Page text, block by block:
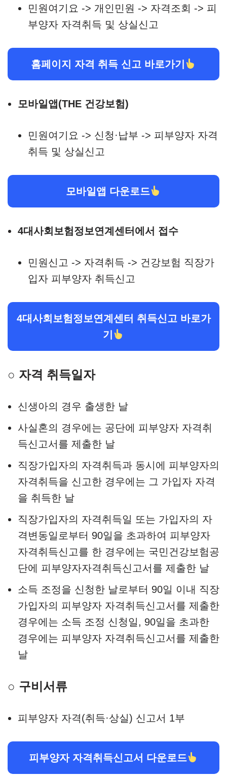
민원여기요 -> 개인민원 -> 자격조회 -> 피
부양자 자격취득 및 상실신고
홈페이지 자격 취득 신고 바로가기
모바일앱(THE 건강보험)
민원여기요 -> 신청·납부 -> 피부양자 자격
취득 및 상실신고
모바일앱 다운로드
4대사회보험정보연계센터에서 접수
민원신고 -> 자격취득 -> 건강보험 직장가
입자 피부양자 취득신고
4대사회보험정보연계센터 취득신고 바로가
기
○ 자격 취득일자
신생아의 경우 출생한 날
사실혼의 경우에는 공단에 피부양자 자격취
득신고서를 제출한 날
직장가입자의 자격취득과 동시에 피부양자의
자격취득을 신고한 경우에는 그 가입자 자격
을 취득한 날
직장가입자의 자격취득일 또는 가입자의 자
격변동일로부터 90일을 초과하여 피부양자
자격취득신고를 한 경우에는 국민건강보험공
단에 피부양자자격취득신고서를 제출한 날
소득 조정을 신청한 날로부터 90일 이내 직장
가입자의 피부양자 자격취득신고서를 제출한
경우에는 소득 조정 신청일, 90일을 초과한
경우에는 피부양자 자격취득신고서를 제출한
날
○ 구비서류
피부양자 자격(취득·상실) 신고서 1부
피부양자 자격취득신고서 다운로드